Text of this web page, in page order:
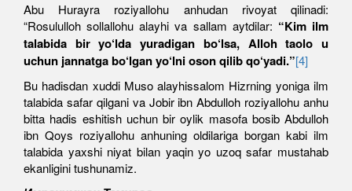
Abu Hurayra roziyallohu anhudan rivoyat qilinadi:
“Rosululloh sollallohu alayhi va sallam aytdilar: “Kim ilm
talabida bir yo‘lda yuradigan bo‘lsa, Alloh taolo u
uchun jannatga bo‘lgan yo‘lni oson qilib qo‘yadi.”[4]
Bu hadisdan xuddi Muso alayhissalom Hizrning yoniga ilm
talabida safar qilgani va Jobir ibn Abdulloh roziyallohu anhu
bitta hadis eshitish uchun bir oylik masofa bosib Abdulloh
ibn Qoys roziyallohu anhuning oldilariga borgan kabi ilm
talabida yaxshi niyat bilan yaqin yo uzoq safar mustahab
ekanligini tushunamiz.